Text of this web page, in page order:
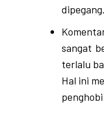
sangat
terlalu
Hal ini